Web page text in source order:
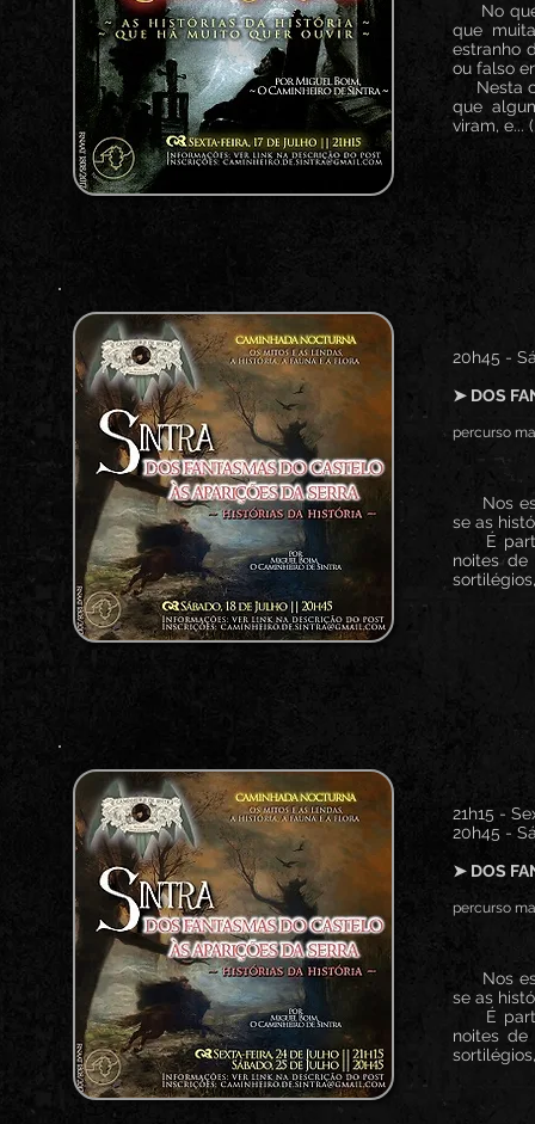
No que
que
estranho
ou falso
Nesta
que
viram, e...
20h45 -
➤ DOS
percurso
Nos
se as
É
noites de
21h15 -
20h45 -
➤ DOS
percurso
Nos
se as
É
noites de